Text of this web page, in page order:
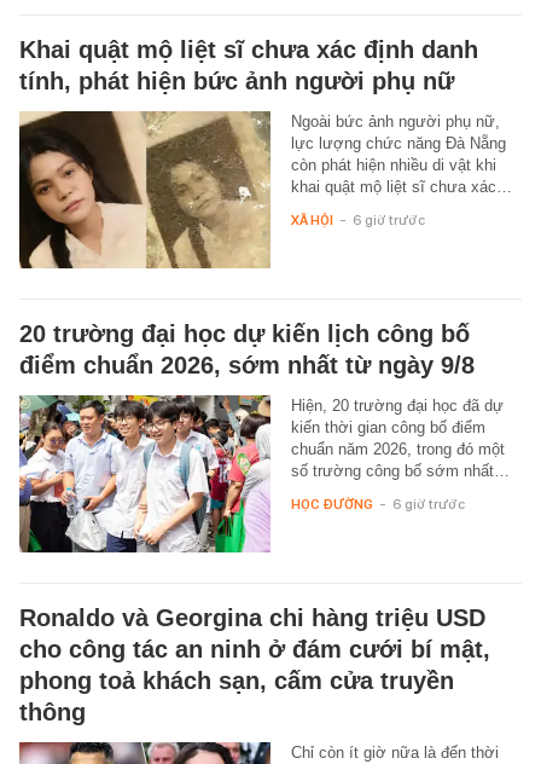
Khai quật mộ liệt sĩ chưa xác định danh
tính, phát hiện bức ảnh người phụ nữ
Ngoài bức ảnh người phụ nữ,
lực lượng chức năng Đà Nẵng
còn phát hiện nhiều di vật khi
khai quật mộ liệt sĩ chưa xác…
XÃ HỘI - 6 giờ trước
20 trường đại học dự kiến lịch công bố
điểm chuẩn 2026, sớm nhất từ ngày 9/8
Hiện, 20 trường đại học đã dự
kiến thời gian công bố điểm
chuẩn năm 2026, trong đó một
số trường công bố sớm nhất…
HỌC ĐƯỜNG - 6 giờ trước
Ronaldo và Georgina chi hàng triệu USD
cho công tác an ninh ở đám cưới bí mật,
phong toả khách sạn, cấm cửa truyền
thông
Chỉ còn ít giờ nữa là đến thời